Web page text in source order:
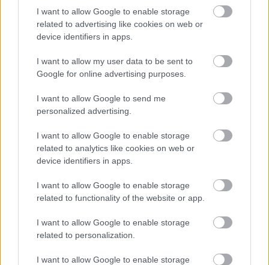
I want to allow Google to enable storage
related to advertising like cookies on web or
device identifiers in apps.
I want to allow my user data to be sent to
Google for online advertising purposes.
I want to allow Google to send me
personalized advertising.
I want to allow Google to enable storage
related to analytics like cookies on web or
device identifiers in apps.
I want to allow Google to enable storage
related to functionality of the website or app.
I want to allow Google to enable storage
related to personalization.
I want to allow Google to enable storage